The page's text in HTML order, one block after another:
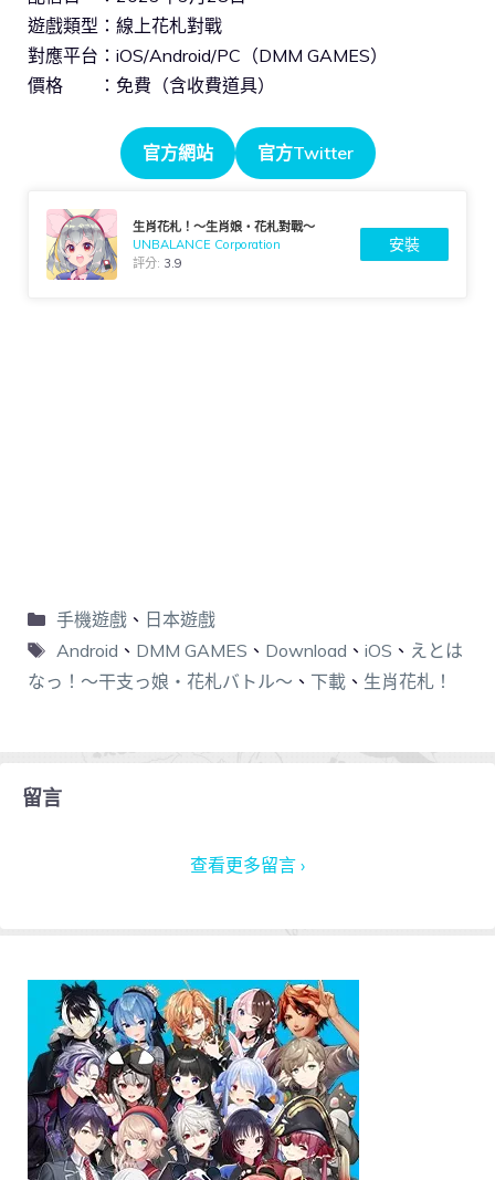
遊戲類型：線上花札對戰
對應平台：iOS/Android/PC（DMM GAMES）
價格 ：免費（含收費道具）
官方網站 官方Twitter
生肖花札！～生肖娘・花札對戰～
UNBALANCE Corporation
評分: 3.9
安裝
手機遊戲、 日本遊戲
Android 、 DMM GAMES 、 Download 、 iOS 、 えとは
なっ！～干支っ娘・花札バトル～ 、 下載 、 生肖花札！
留言
查看更多留言 ›